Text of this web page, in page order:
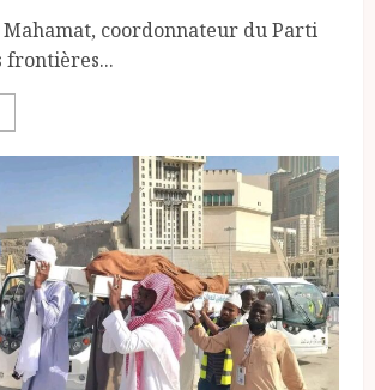
Mahamat, coordonnateur du Parti
frontières...